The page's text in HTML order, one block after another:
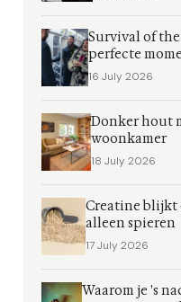
Survival of
perfecte
16 July 2026
Donker hout
woonkamer
18 July 2026
Creatine blijkt
alleen spieren
17 July 2026
Waarom je 's